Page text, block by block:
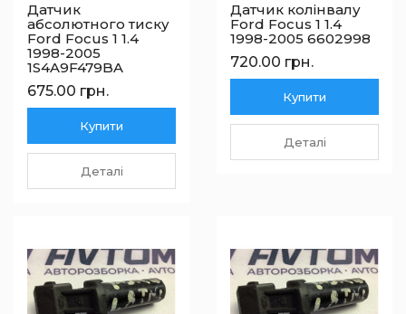
Датчик
абсолютного тиску
Ford Focus 1 1.4
1998-2005
1S4A9F479BA
675.00 грн.
Купити
Деталі
Датчик колінвалу
Ford Focus 1 1.4
1998-2005 6602998
720.00 грн.
Купити
Деталі